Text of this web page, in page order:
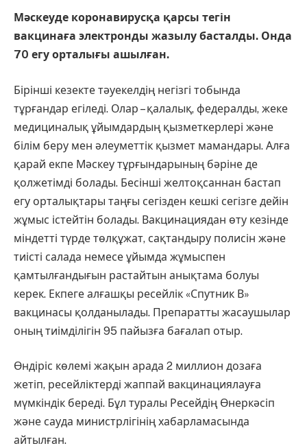
Мәскеуде коронавирусқа қарсы тегін
вакцинаға электронды жазылу басталды. Онда
70 егу орталығы ашылған.
Бірінші кезекте тәуекелдің негізгі тобында
тұрғандар егіледі. Олар – қалалық, федералды, жеке
медициналық ұйымдардың қызметкерлері және
білім беру мен әлеуметтік қызмет мамандары. Алға
қарай екпе Мәскеу тұрғындарының бәріне де
қолжетімді болады. Бесінші желтоқсаннан бастап
егу орталықтары таңғы сегізден кешкі сегізге дейін
жұмыс істейтін болады. Вакцинациядан өту кезінде
міндетті түрде төлқұжат, сақтандыру полисін және
тиісті салада немесе ұйымда жұмыспен
қамтылғандығын растайтын анықтама болуы
керек. Екпеге алғашқы ресейлік «Спутник В»
вакцинасы қолданылады. Препаратты жасаушылар
оның тиімділігін 95 пайызға бағалап отыр.
Өндіріс көлемі жақын арада 2 миллион дозаға
жетіп, ресейліктерді жаппай вакцинациялауға
мүмкіндік береді. Бұл туралы Ресейдің Өнеркәсіп
және сауда министрлігінің хабарламасында
айтылған.